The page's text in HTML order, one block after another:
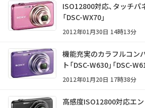
ISO12800対応、タッチ
「DSC-WX70」
2012年01月30日 14時13分
機能充実のカラフルコ
ト「DSC-W630」「DSC-
2012年01月20日 17時38分
高感度ISO12800対応エ